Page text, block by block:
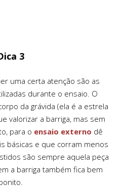
3
uma certa atenção são as
durante o ensaio. O
da grávida (ela é a estrela
valorizar a barriga, mas sem
para o ensaio externo dê
básicas e que corram menos
são sempre aquela peça
a barriga também fica bem